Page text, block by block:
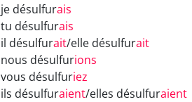
je désulfurais
tu désulfurais
il désulfurait/elle désulfurait
nous désulfurions
vous désulfuriez
ils désulfuraient/elles désulfuraient